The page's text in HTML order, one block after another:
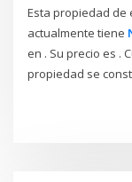
Esta propiedad de
actualmente tiene
en . Su precio es .
propiedad se